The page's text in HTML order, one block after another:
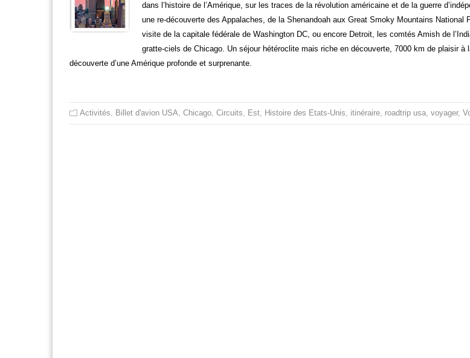
dans l’histoire de l’Amérique, sur les traces de la révolution américaine et de la guerre
une re-découverte des Appalaches, de la Shenandoah aux Great Smoky Mountains National
visite de la capitale fédérale de Washington DC, ou encore Detroit, les comtés Amish de
gratte-ciels de Chicago. Un séjour hétéroclite mais riche en découverte, 7000 km de plaisir à
découverte d’une Amérique profonde et surprenante.
Activités, Billet d'avion USA, Chicago, Circuits, Est, Histoire des Etats-Unis, itinéraire, roadtrip usa, voyager,